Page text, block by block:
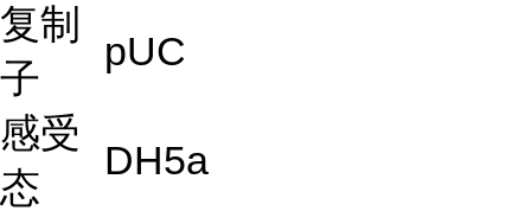
复制
子
pUC
感受
态
DH5a